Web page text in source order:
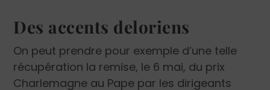
Des accents deloriens
On peut prendre pour exemple d’une telle
récupération la remise, le 6 mai, du prix
Charlemagne au Pape par les dirigeants